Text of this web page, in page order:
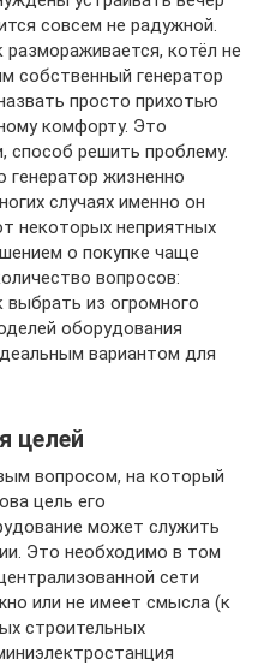
совсем не радужной.
котёл не
собственный генератор
просто прихотью
комфорту. Это
способ решить проблему.
генератор жизненно
случаях именно он
некоторых неприятных
о покупке чаще
вопросов:
выбрать из огромного
оборудования
вариантом для
целей
вопросом, на который
цель его
может служить
Это необходимо в том
сети
или не имеет смысла (к
строительных